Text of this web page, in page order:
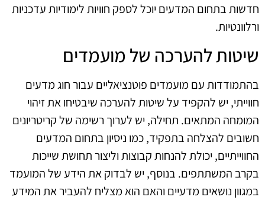
חדשות בתחום המדעים יוכל לספק חוויות לימודיות עדכניות
ורלוונטיות.
שיטות להערכה של מועמדים
בהתמודדות עם מועמדים פוטנציאליים עבור חוג מדעים
חווייתי, יש להקפיד על שיטות להערכה שיבטיחו את זיהוי
המומחה המתאים. תחילה, יש לערוך רשימה של קריטריונים
חשובים להצלחה בתפקיד, כמו ניסיון בתחום המדעים
החווייתיים, יכולת להנחות קבוצות וליצור תחושת שייכות
בקרב המשתתפים. בנוסף, יש לבדוק את הידע של המועמד
במגוון נושאים מדעיים והאם הוא מצליח להעביר את המידע